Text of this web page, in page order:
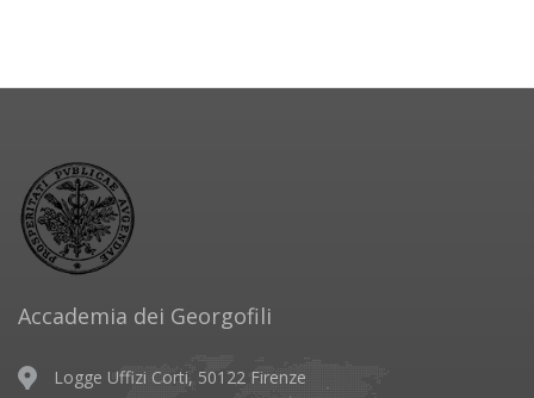
Accademia dei Georgofili
Logge Uffizi Corti, 50122 Firenze